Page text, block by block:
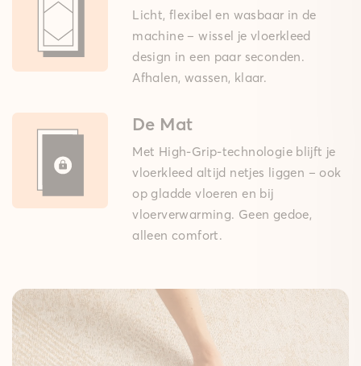
Licht, flexibel en wasbaar in de
machine – wissel je vloerkleed
design in een paar seconden.
Afhalen, wassen, klaar.
De Mat
Met High-Grip-technologie blijft je
vloerkleed altijd netjes liggen – ook
op gladde vloeren en bij
vloerverwarming. Geen gedoe,
alleen comfort.